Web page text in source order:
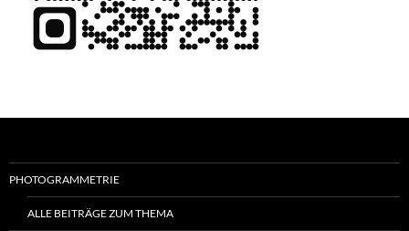
PHOTOGRAMMETRIE
ALLE BEITRÄGE ZUM THEMA